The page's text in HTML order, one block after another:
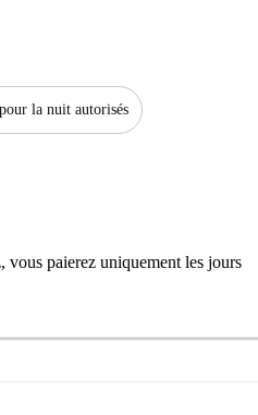
la nuit autorisés
vous paierez uniquement les jours